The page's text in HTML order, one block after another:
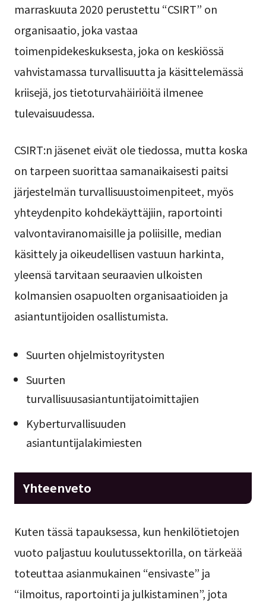
marraskuuta 2020 perustettu “CSIRT” on
organisaatio, joka vastaa
toimenpidekeskuksesta, joka on keskiössä
vahvistamassa turvallisuutta ja käsittelemässä
kriisejä, jos tietoturvahäiriöitä ilmenee
tulevaisuudessa.
CSIRT:n jäsenet eivät ole tiedossa, mutta koska
on tarpeen suorittaa samanaikaisesti paitsi
järjestelmän turvallisuustoimenpiteet, myös
yhteydenpito kohdekäyttäjiin, raportointi
valvontaviranomaisille ja poliisille, median
käsittely ja oikeudellisen vastuun harkinta,
yleensä tarvitaan seuraavien ulkoisten
kolmansien osapuolten organisaatioiden ja
asiantuntijoiden osallistumista.
Suurten ohjelmistoyritysten
Suurten
turvallisuusasiantuntijatoimittajien
Kyberturvallisuuden
asiantuntijalakimiesten
Yhteenveto
Kuten tässä tapauksessa, kun henkilötietojen
vuoto paljastuu koulutussektorilla, on tärkeää
toteuttaa asianmukainen “ensivaste” ja
“ilmoitus, raportointi ja julkistaminen”, jota